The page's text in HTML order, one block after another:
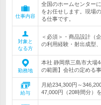
仕事内容
全国のホームセンター
をお任せします。現場
る仕事です。
対象と
なる方
＜必須＞・商品設計（
の利用経験・射出成型
勤務地
本社 静岡県三島市大場
の範囲】会社の定める
給与
月給234,300円～
47,000円（20時間分）